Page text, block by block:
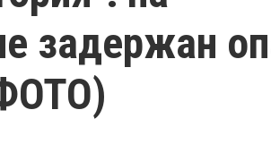
задержан